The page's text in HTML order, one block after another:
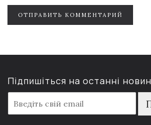
ОТПРАВИТЬ КОММЕНТАРИЙ
Підпишіться на останні
m
a